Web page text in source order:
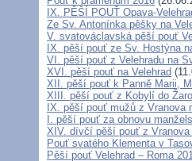
IX. PĚŠÍ POUŤ Opava-
Ze Sv. Antonínka pěšky na
V. svatováclavská pěší pouť
IX. pěší pouť ze Sv. Hostýna
VI. pěší pouť z Velehradu na
XVI. pěší pouť na Velehrad
XII. pěší pouť k Panně Marii,
XIII. pěší pouť z Kobylí do
IX. pěší pouť mužů z Vranova
I. pěší pouť za obnovu
XIV. dívčí pěší pouť z
Pouť svatého Klementa v
Pěší pouť Velehrad – Roma